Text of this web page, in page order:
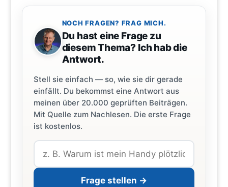
NOCH FRAGEN? FRAG MICH.
Du hast eine Frage zu
diesem Thema? Ich hab die
Antwort.
Stell sie einfach — so, wie sie dir gerade
einfällt. Du bekommst eine Antwort aus
meinen über 20.000 geprüften Beiträgen.
Mit Quelle zum Nachlesen. Die erste Frage
ist kostenlos.
Frage stellen →